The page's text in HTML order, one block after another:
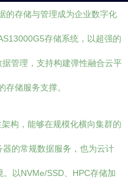
的存储与管理成为企业数字化
存储系统，以超强的
管理，支持构建弹性融合云平
存储服务支撑。
构，能够在规模化横向集群的
的常规数据服务，也为云计
。以NVMe/SSD、HPC存储加